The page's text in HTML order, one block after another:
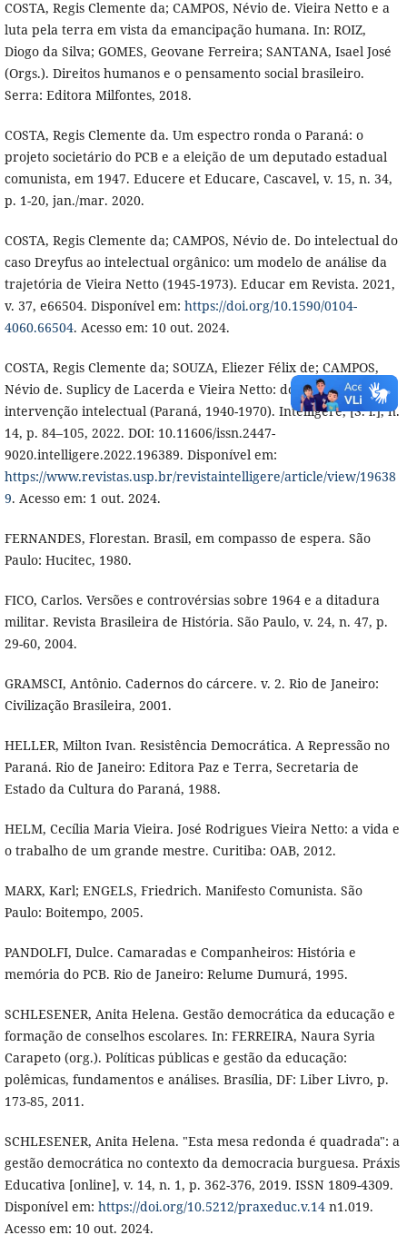
COSTA, Regis Clemente da; CAMPOS, Névio de. Vieira Netto e a
luta pela terra em vista da emancipação humana. In: ROIZ,
Diogo da Silva; GOMES, Geovane Ferreira; SANTANA, Isael José
(Orgs.). Direitos humanos e o pensamento social brasileiro.
Serra: Editora Milfontes, 2018.
COSTA, Regis Clemente da. Um espectro ronda o Paraná: o
projeto societário do PCB e a eleição de um deputado estadual
comunista, em 1947. Educere et Educare, Cascavel, v. 15, n. 34,
p. 1-20, jan./mar. 2020.
COSTA, Regis Clemente da; CAMPOS, Névio de. Do intelectual do
caso Dreyfus ao intelectual orgânico: um modelo de análise da
trajetória de Vieira Netto (1945-1973). Educar em Revista. 2021,
v. 37, e66504. Disponível em: https://doi.org/10.1590/0104-
4060.66504. Acesso em: 10 out. 2024.
COSTA, Regis Clemente da; SOUZA, Eliezer Félix de; CAMPOS,
Névio de. Suplicy de Lacerda e Vieira Netto: dois modelos de
intervenção intelectual (Paraná, 1940-1970). Intelligere, [S. l.], n.
14, p. 84–105, 2022. DOI: 10.11606/issn.2447-
9020.intelligere.2022.196389. Disponível em:
https://www.revistas.usp.br/revistaintelligere/article/view/19638
9. Acesso em: 1 out. 2024.
FERNANDES, Florestan. Brasil, em compasso de espera. São
Paulo: Hucitec, 1980.
FICO, Carlos. Versões e controvérsias sobre 1964 e a ditadura
militar. Revista Brasileira de História. São Paulo, v. 24, n. 47, p.
29-60, 2004.
GRAMSCI, Antônio. Cadernos do cárcere. v. 2. Rio de Janeiro:
Civilização Brasileira, 2001.
HELLER, Milton Ivan. Resistência Democrática. A Repressão no
Paraná. Rio de Janeiro: Editora Paz e Terra, Secretaria de
Estado da Cultura do Paraná, 1988.
HELM, Cecília Maria Vieira. José Rodrigues Vieira Netto: a vida e
o trabalho de um grande mestre. Curitiba: OAB, 2012.
MARX, Karl; ENGELS, Friedrich. Manifesto Comunista. São
Paulo: Boitempo, 2005.
PANDOLFI, Dulce. Camaradas e Companheiros: História e
memória do PCB. Rio de Janeiro: Relume Dumurá, 1995.
SCHLESENER, Anita Helena. Gestão democrática da educação e
formação de conselhos escolares. In: FERREIRA, Naura Syria
Carapeto (org.). Políticas públicas e gestão da educação:
polêmicas, fundamentos e análises. Brasília, DF: Liber Livro, p.
173-85, 2011.
SCHLESENER, Anita Helena. "Esta mesa redonda é quadrada": a
gestão democrática no contexto da democracia burguesa. Práxis
Educativa [online], v. 14, n. 1, p. 362-376, 2019. ISSN 1809-4309.
Disponível em: https://doi.org/10.5212/praxeduc.v.14n1.019.
Acesso em: 10 out. 2024.